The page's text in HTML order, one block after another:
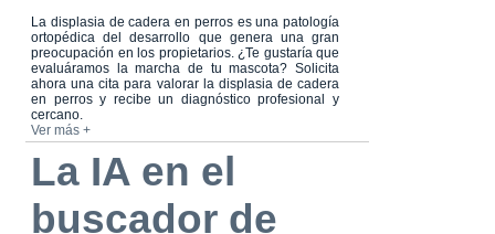
La displasia de cadera en perros es una patología
ortopédica del desarrollo que genera una gran
preocupación en los propietarios. ¿Te gustaría que
evaluáramos la marcha de tu mascota? Solicita
ahora una cita para valorar la displasia de cadera
en perros y recibe un diagnóstico profesional y
cercano.
Ver más +
La IA en el
buscador de